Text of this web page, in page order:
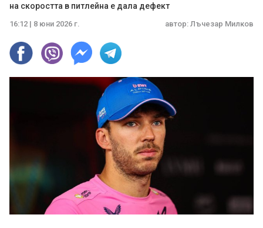
на скоростта в питлейна е дала дефект
16:12 | 8 юни 2026 г. автор: Лъчезар Милков